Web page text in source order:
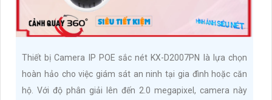
Thiết bị Camera IP POE sắc nét KX-D2007PN là lựa chọn
hoàn hảo cho việc giám sát an ninh tại gia đình hoặc căn
hộ. Với độ phân giải lên đến 2.0 megapixel, camera này